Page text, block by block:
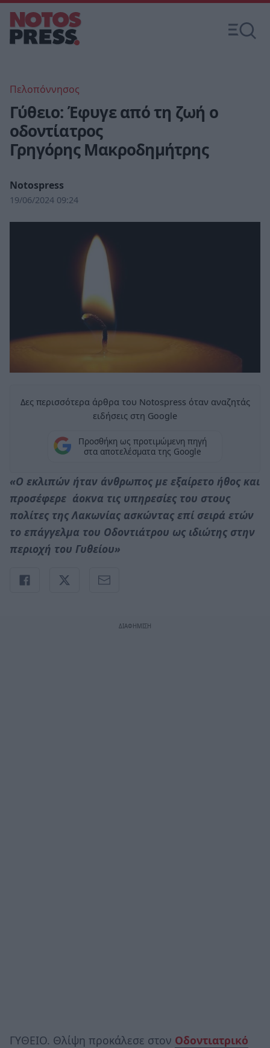
Πελοπόννησος
Γύθειο: Έφυγε από τη ζωή ο
οδοντίατρος
Γρηγόρης Μακροδημήτρης
Notospress
19/06/2024 09:24
Δες περισσότερα άρθρα του Notospress όταν αναζητάς
ειδήσεις στη Google
Προσθήκη ως προτιμώμενη πηγή
στα αποτελέσματα της Google
«Ο εκλιπών ήταν άνθρωπος με εξαίρετο ήθος και
προσέφερε άοκνα τις υπηρεσίες του στους
πολίτες της Λακωνίας ασκώντας επί σειρά ετών
το επάγγελμα του Οδοντιάτρου ως ιδιώτης στην
περιοχή του Γυθείου»
ΓΥΘΕΙΟ. Θλίψη προκάλεσε στον Οδοντιατρικό